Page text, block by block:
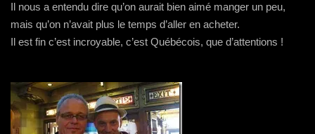
Il nous a entendu dire qu’on aurait bien aimé manger un peu,
mais qu’on n’avait plus le temps d’aller en acheter.
Il est fin c’est incroyable, c’est Québécois, que d’attentions !